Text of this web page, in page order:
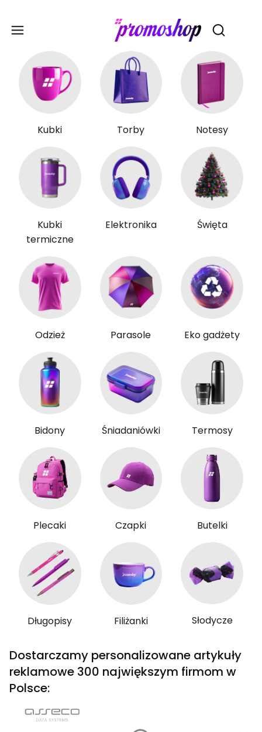
Otwórz
Kubki Torby Notesy
Kubki
termiczne
Elektronika Święta
Odzież Parasole Eko gadżety
Bidony Śniadaniówki Termosy
Plecaki Czapki Butelki
Długopisy Filiżanki Słodycze
Dostarczamy personalizowane artykuły
reklamowe 300 największym firmom w
Polsce: